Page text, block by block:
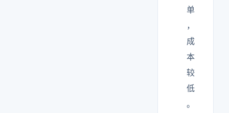
单
，
成
本
较
低
。